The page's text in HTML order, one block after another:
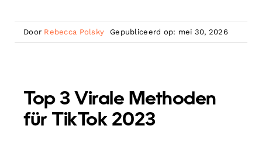
Door Rebecca Polsky Gepubliceerd op: mei 30, 2026
Top 3 Virale Methoden
für TikTok 2023